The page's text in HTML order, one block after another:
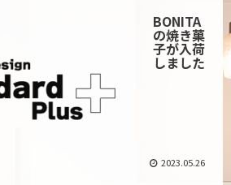
BONITA
の焼き菓
子が入荷
しました
2023.05.26